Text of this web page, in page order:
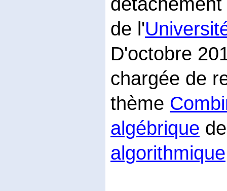
de l'
D'octobre
chargée de
thème
algébrique
algorithmique